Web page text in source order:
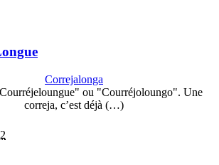
Correjalonga
ou "Courréjoloungo". Une
correja, c’est déjà (…)